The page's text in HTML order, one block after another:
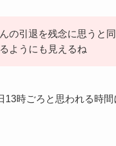
の引退を残念に思うと
ようにも見えるね
13時ごろと思われる時